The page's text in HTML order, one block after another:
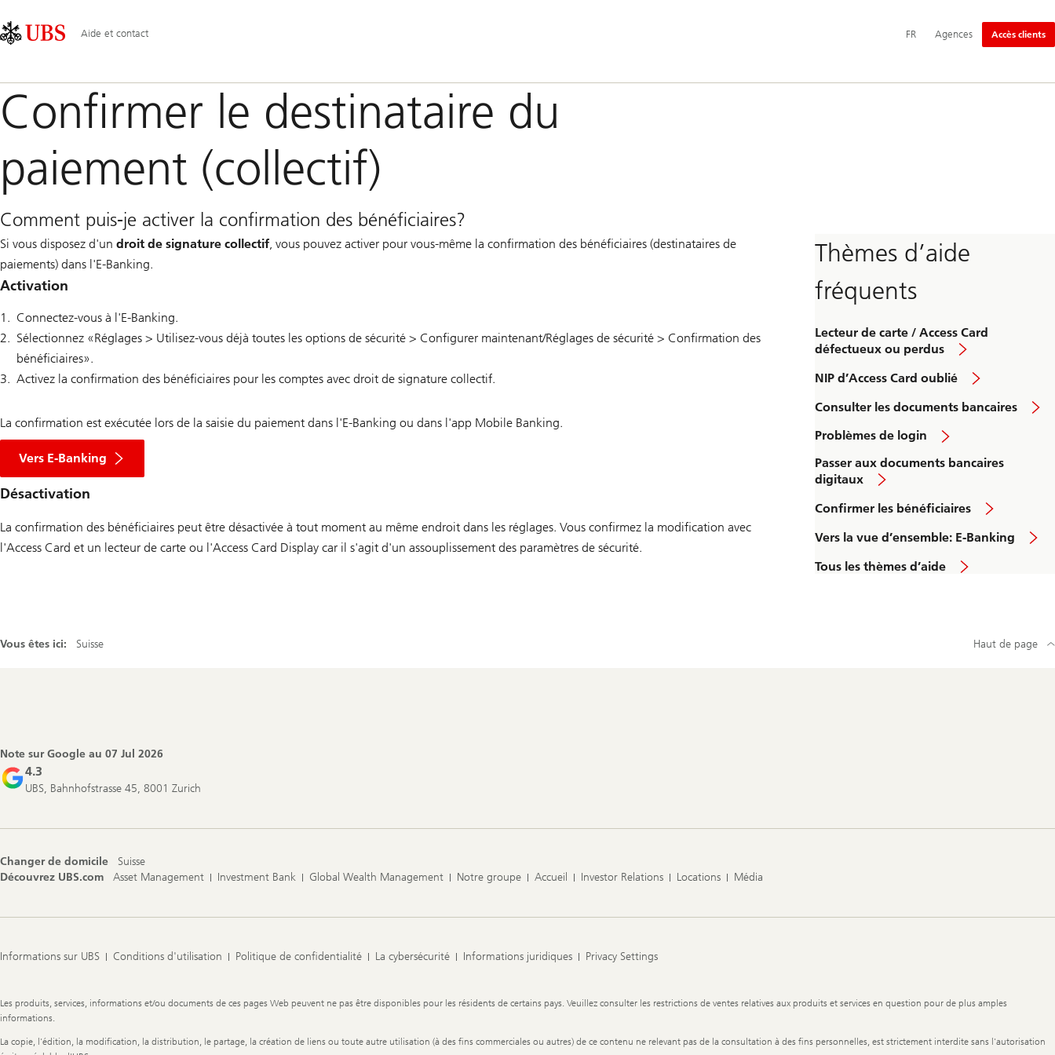
Area
principale
Aide et contact
principale
FR Agences Accès clients
Confirmer le destinataire du
paiement (collectif)
Comment puis-je activer la confirmation des bénéficiaires?
Si vous disposez d'un droit de signature collectif, vous pouvez activer pour vous-même la confirmation des bénéficiaires (destinataires de
paiements) dans l'E-Banking.
Activation
Connectez-vous à l'E-Banking.
Sélectionnez «Réglages > Utilisez-vous déjà toutes les options de sécurité > Configurer maintenant/Réglages de sécurité > Confirmation des
bénéficiaires».
Activez la confirmation des bénéficiaires pour les comptes avec droit de signature collectif.
La confirmation est exécutée lors de la saisie du paiement dans l'E-Banking ou dans l'app Mobile Banking.
Vers E-Banking
Désactivation
La confirmation des bénéficiaires peut être désactivée à tout moment au même endroit dans les réglages. Vous confirmez la modification avec
l'Access Card et un lecteur de carte ou l'Access Card Display car il s'agit d'un assouplissement des paramètres de sécurité.
Thèmes d’aide
fréquents
Lecteur de carte / Access Card
défectueux ou perdus
NIP d’Access Card oublié
Consulter les documents bancaires
Problèmes de login
Passer aux documents bancaires
digitaux
Confirmer les bénéficiaires
Vers la vue d’ensemble: E-Banking
Tous les thèmes d’aide
Vous êtes ici: Suisse Haut de page
Note sur Google au 07 Jul 2026
4.3
UBS, Bahnhofstrasse 45, 8001 Zurich
Changer de domicile
Suisse
Découvrez UBS.com
Asset Management Investment Bank Global Wealth Management Notre groupe Accueil Investor Relations Locations Média
Informations sur UBS Conditions d'utilisation Politique de confidentialité La cybersécurité Informations juridiques Privacy Settings
Legal
Information
Les produits, services, informations et/ou documents de ces pages Web peuvent ne pas être disponibles pour les résidents de certains pays. Veuillez consulter les restrictions de ventes relatives aux produits et services en question pour de plus amples
informations.
La copie, l'édition, la modification, la distribution, le partage, la création de liens ou toute autre utilisation (à des fins commerciales ou autres) de ce contenu ne relevant pas de la consultation à des fins personnelles, est strictement interdite sans l'autorisation